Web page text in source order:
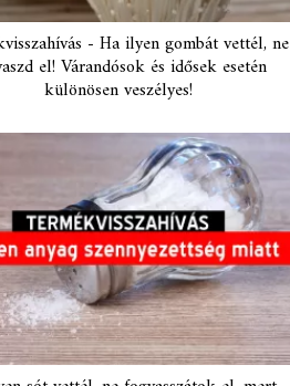
- Ha ilyen gombát vettél, ne
el! Várandósok és idősek esetén
különösen veszélyes!